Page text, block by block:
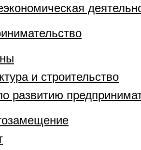
и строительство
развитию